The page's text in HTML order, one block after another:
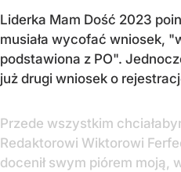
Liderka Mam Dość 2023
musiała wycofać wniosek,
podstawiona z PO".
już drugi wniosek o
Przede wszystkim
Redaktorowi Wiktorowi
docenił swym piórem moją,